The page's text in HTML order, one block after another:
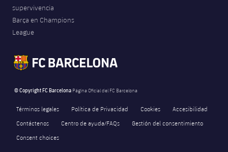
supervivencia
Barça en Champions
League
© Copyright FC Barcelona Página Oficial del FC Barcelona
Términos legales Política de Privacidad Cookies
Accesibilidad
Contáctenos
Centro de ayuda/FAQs
Gestión del consentimiento
Consent choices